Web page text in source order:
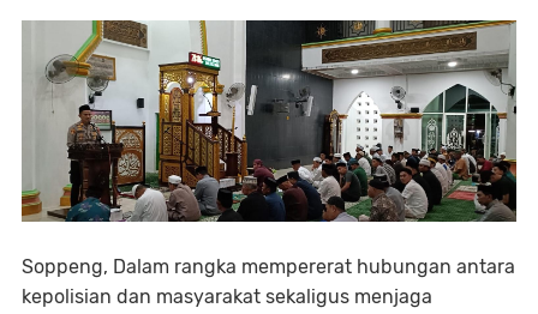
Soppeng, Dalam rangka mempererat hubungan antara
kepolisian dan masyarakat sekaligus menjaga